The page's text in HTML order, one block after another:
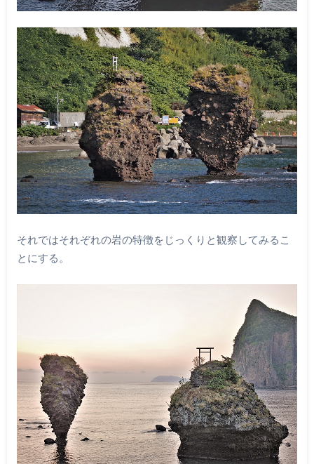
それではそれぞれの岩の特徴をじっくりと観察してみるこ
とにする。